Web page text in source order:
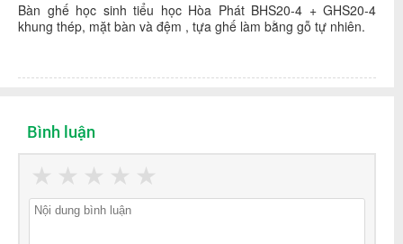
Bàn ghế học sinh tiểu học Hòa Phát BHS20-4 + GHS20-4
khung thép, mặt bàn và đệm , tựa ghế làm bằng gỗ tự nhiên.
Bình luận
★
★
★
★
★